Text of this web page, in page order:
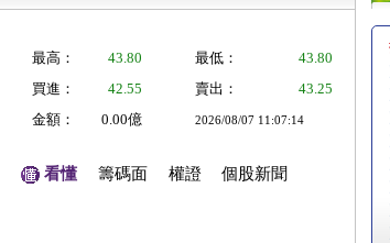
最高： 43.80 最低：
43.80
買進： 42.55 賣出：
43.25
金額： 0.00億 2026/08/07 11:07:14
看懂 籌碼面 權證 個股新聞